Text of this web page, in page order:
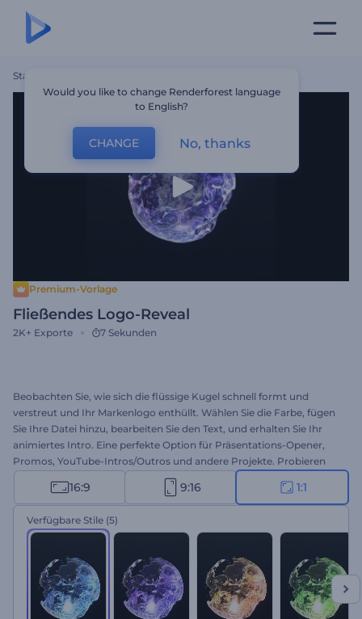
Startseite
Premium-Vorlage
Fließendes Logo-Reveal
2K+ Exporte 7 Sekunden
Beobachten Sie, wie sich die flüssige Kugel schnell formt und
verstreut und Ihr Markenlogo enthüllt. Wählen Sie die Farbe, fügen
Sie Ihre Datei hinzu, bearbeiten Sie den Text, und erhalten Sie Ihr
animiertes Intro. Eine perfekte Option für Präsentations-Opener,
Promos, YouTube-Intros/Outros und andere Projekte. Probieren
Sie diese Vorlage jetzt aus!
16:9 9:16 1:1
Verfügbare Stile (5)
Would you like to change Renderforest language
to English?
CHANGE No, thanks